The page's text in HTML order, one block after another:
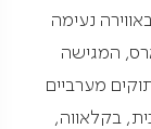
נעימה
המגישה
מערביים
בקלאווה,